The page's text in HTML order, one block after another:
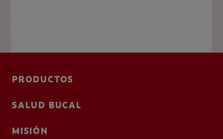
PRODUCTOS
SALUD BUCAL
MISIÓN